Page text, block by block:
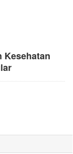
Kesehatan